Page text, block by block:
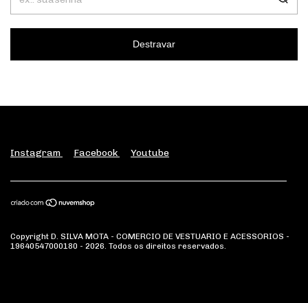
Destravar
Instagram Facebook Youtube
Copyright D. SILVA MOTA - COMERCIO DE VESTUARIO E ACESSORIOS -
19640547000180 - 2026. Todos os direitos reservados.